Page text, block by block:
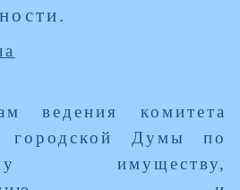
ведения комитета
городской Думы по
имуществу,